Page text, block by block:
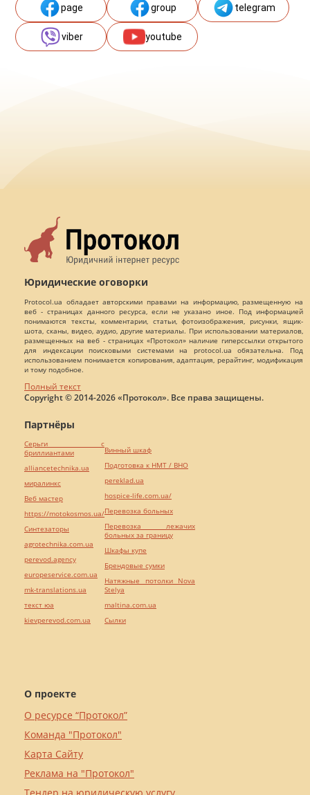
page group telegram
viber youtube
Юридические оговорки
Protocol.ua обладает авторскими правами на информацию, размещенную на
веб - страницах данного ресурса, если не указано иное. Под информацией
понимаются тексты, комментарии, статьи, фотоизображения, рисунки, ящик-
шота, сканы, видео, аудио, другие материалы. При использовании материалов,
размещенных на веб - страницах «Протокол» наличие гиперссылки открытого
для индексации поисковыми системами на protocol.ua обязательна. Под
использованием понимается копирования, адаптация, рерайтинг, модификация
и тому подобное.
Полный текст
Copyright © 2014-2026 «Протокол». Все права защищены.
О проекте
О ресурсе “Протокол”
Команда "Протокол"
Карта Сайту
Реклама на "Протокол"
Партнёры
Серьги с
бриллиантами
alliancetechnika.ua
миралинкс
Веб мастер
https://motokosmos.ua/
Синтезаторы
agrotechnika.com.ua
perevod.agency
europeservice.com.ua
mk-translations.ua
текст юа
kievperevod.com.ua
Винный шкаф
Подготовка к НМТ / ВНО
pereklad.ua
hospice-life.com.ua/
Перевозка больных
Перевозка лежачих
больных за границу
Шкафы купе
Брендовые сумки
Натяжные потолки Nova
Stelya
maltina.com.ua
Cылки